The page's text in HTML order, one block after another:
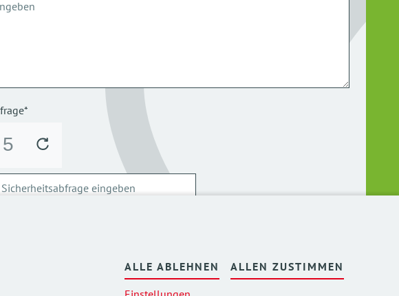
ALLE ABLEHNEN
ALLEN ZUSTIMMEN
meiner personenbezogenen Daten kann ich mich